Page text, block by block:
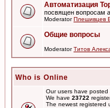
Автоматизация
посвящен вопросам
ModeratorПлешивцев
Общие вопросы
ModeratorТитов
Who is Online
Our users have posted
We have 23722
The newest registered